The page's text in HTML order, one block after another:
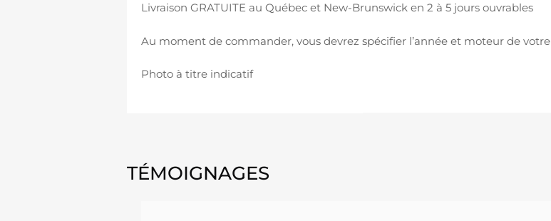
Livraison GRATUITE au Québec et New-Brunswick en 2 à 5 jours ouvrables
Au moment de commander, vous devrez spécifier l’année et moteur de
Photo à titre indicatif
TÉMOIGNAGES